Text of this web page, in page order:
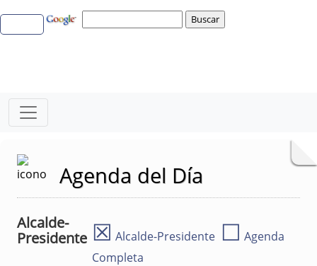
Agenda del Día
Alcalde-
Presidente ☒ Alcalde-Presidente ☐ Agenda
Completa